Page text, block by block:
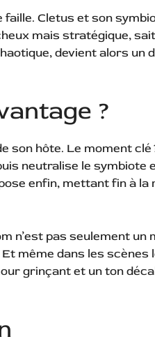
Cletus et son
mais stratégique, sait
devient alors un
?
son hôte. Le moment clé
neutralise le symbiote
enfin, mettant fin à la
n’est pas seulement un
même dans les scènes
grinçant et un ton